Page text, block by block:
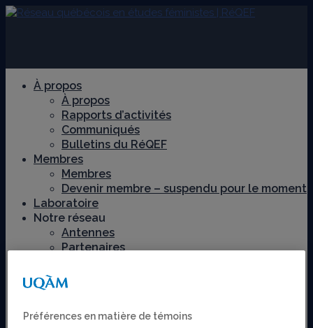
À propos
À propos
Rapports d’activités
Communiqués
Bulletins du RéQEF
Membres
Membres
Devenir membre – suspendu pour le moment
Laboratoire
Notre réseau
Antennes
Partenaires
Axes de recherche
Chantiers de recherche
Religions, Féminismes et Genres
Préférences en matière de témoins